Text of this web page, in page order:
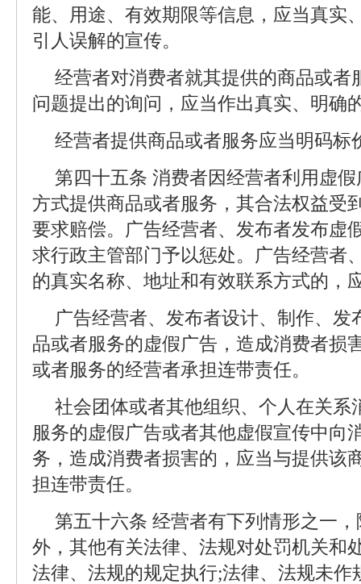
能、用途、有效期限等信息，应当真实
引人误解的宣传。
经营者对消费者就其提供的商品或者
问题提出的询问，应当作出真实、明确
经营者提供商品或者服务应当明码标
第四十五条 消费者因经营者利用虚
方式提供商品或者服务，其合法权益受
要求赔偿。广告经营者、发布者发布虚
求行政主管部门予以惩处。广告经营者
的真实名称、地址和有效联系方式的，
广告经营者、发布者设计、制作、发
品或者服务的虚假广告，造成消费者损
或者服务的经营者承担连带责任。
社会团体或者其他组织、个人在关系
服务的虚假广告或者其他虚假宣传中向
务，造成消费者损害的，应当与提供该
担连带责任。
第五十六条 经营者有下列情形之一
外，其他有关法律、法规对处罚机关和
法律、法规的规定执行;法律、法规未作